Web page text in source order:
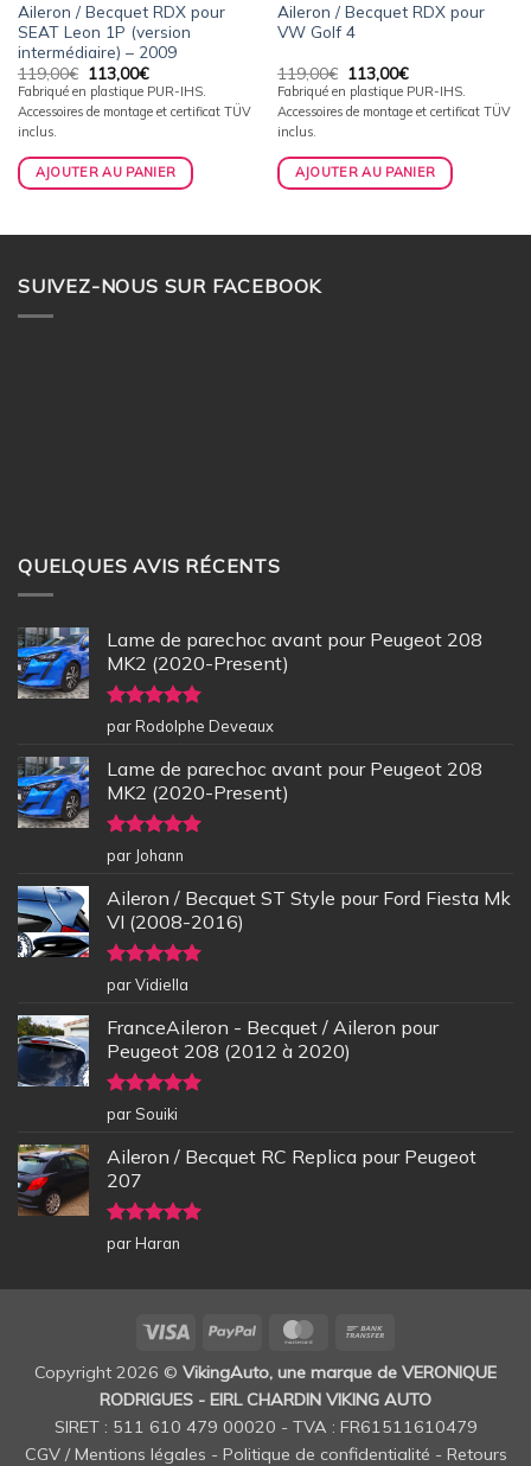
Aileron / Becquet RDX pour
SEAT Leon 1P (version
intermédiaire) – 2009
119,00€ Le
prix
initial
était :
113,00€Le
prix
actuel
est :
Fabriqué en plastique PUR-IHS.
Accessoires de montage et certificat TÜV
inclus.
AJOUTER AU PANIER
Aileron / Becquet RDX pour
VW Golf 4
119,00€ Le
prix
initial
était :
113,00€Le
prix
actuel
est :
Fabriqué en plastique PUR-IHS.
Accessoires de montage et certificat TÜV
inclus.
AJOUTER AU PANIER
SUIVEZ-NOUS SUR FACEBOOK
QUELQUES AVIS RÉCENTS
Lame de parechoc avant pour Peugeot 208
MK2 (2020-Present)
Note5sur
5
par Rodolphe Deveaux
Lame de parechoc avant pour Peugeot 208
MK2 (2020-Present)
Note5sur
5
par Johann
Aileron / Becquet ST Style pour Ford Fiesta Mk
VI (2008-2016)
Note5sur
5
par Vidiella
FranceAileron - Becquet / Aileron pour
Peugeot 208 (2012 à 2020)
Note5sur
5
par Souiki
Aileron / Becquet RC Replica pour Peugeot
207
Note5sur
5
par Haran
Visa PayPal MasterCard
Copyright 2026 © VikingAuto, une marque de VERONIQUE
RODRIGUES - EIRL CHARDIN VIKING AUTO
SIRET : 511 610 479 00020 - TVA : FR61511610479
CGV / Mentions légales - Politique de confidentialité - Retours